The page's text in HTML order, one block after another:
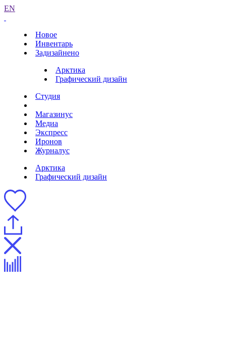
EN
Новое
Инвентарь
Задизайнено
Арктика
Графический дизайн
Студия
Магазинус
Медиа
Экспресс
Иронов
Журналус
Арктика
Графический дизайн